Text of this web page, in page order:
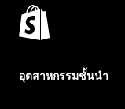
อุตสาหกรรมชั้นนำ